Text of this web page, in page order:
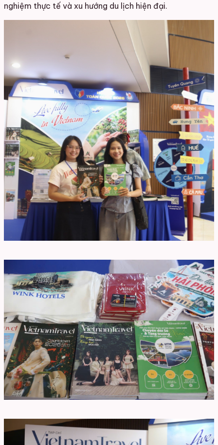
nghiệm thực tế và xu hướng du lịch hiện đại.